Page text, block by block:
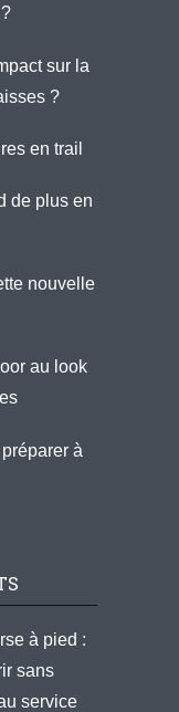
sur la
?
en trail
de plus en
nouvelle
au look
à
à pied :
sans
service